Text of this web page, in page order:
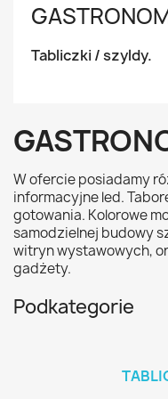
Tabliczki / szyldy.
W ofercie posiadamy
informacyjne led.
gotowania. Kolorowe
samodzielnej budowy
witryn wystawowych,
gadżety.
Podkategorie